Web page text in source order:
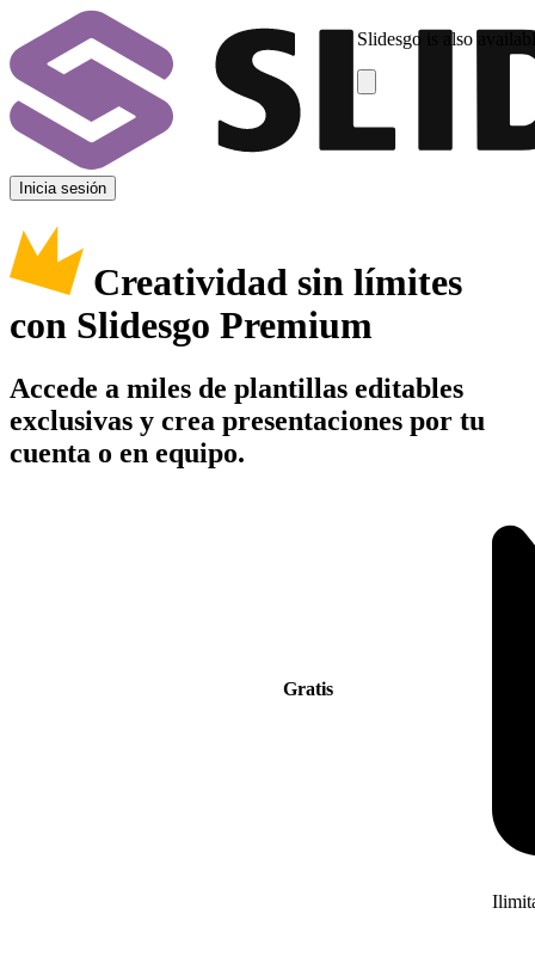
Slidesgo is also
Inicia sesión
Creatividad sin límites
con Slidesgo Premium
Accede a miles de plantillas editables
exclusivas y crea presentaciones por tu
cuenta o en equipo.
Gratis